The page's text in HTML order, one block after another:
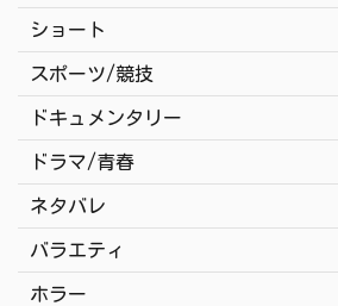
ショート
スポーツ/競技
ドキュメンタリー
ドラマ/青春
ネタバレ
バラエティ
ホラー